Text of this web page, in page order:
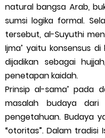
natural bangsa Arab,
sumsi logika formal.
tersebut, al-Suyuthi
Ijma’ yaitu konsensus
dijadikan sebagai
penetapan kaidah.
Prinsip al-sama’ pada
masalah budaya
pengetahuan. Budaya
“otoritas”. Dalam tradisi